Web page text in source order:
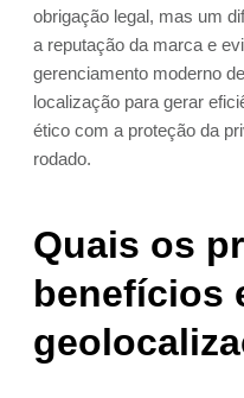
obrigação legal, mas um
a reputação da marca e
gerenciamento moderno
localização para gerar
ético com a proteção da
rodado.
Quais os
benefícios